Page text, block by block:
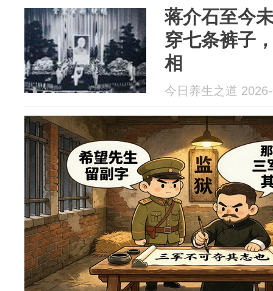
蒋介石至今
穿七条裤子
相
今日养生之道